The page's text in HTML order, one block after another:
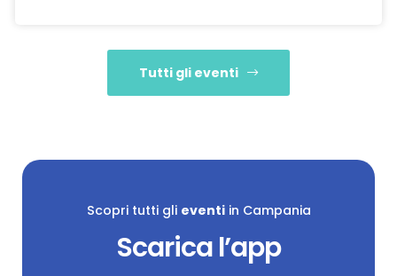
Tutti gli eventi
Scopri tutti gli eventiin Campania
Scarica l’app